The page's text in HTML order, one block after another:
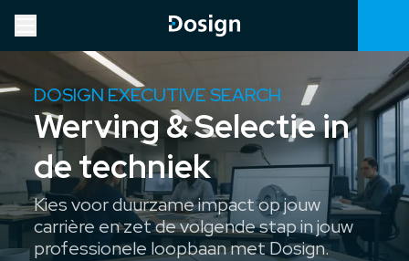
DOSIGN EXECUTIVE SEARCH
Werving & Selectie in
de techniek
Kies voor duurzame impact op jouw
carrière en zet de volgende stap in jouw
professionele loopbaan met Dosign.